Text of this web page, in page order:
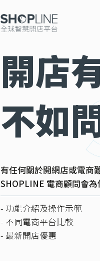
開店
不如
有任何關於開網店或電商
SHOPLINE 電商顧問會為
- 功能介紹及操作示範
- 不同電商平台比較
- 最新開店優惠